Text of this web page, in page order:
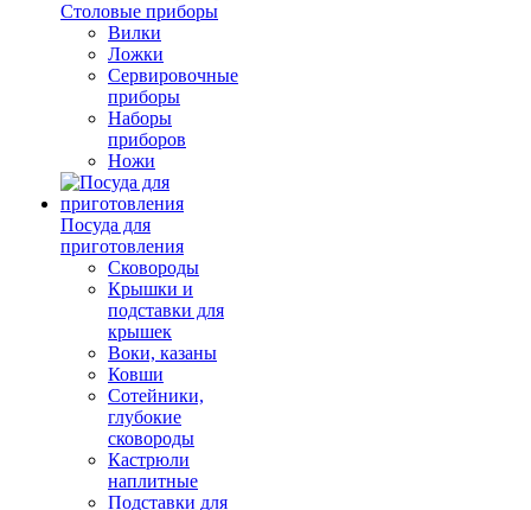
Столовые приборы
Вилки
Ложки
Сервировочные
приборы
Наборы
приборов
Ножи
Посуда для
приготовления
Сковороды
Крышки и
подставки для
крышек
Воки, казаны
Ковши
Сотейники,
глубокие
сковороды
Кастрюли
наплитные
Подставки для